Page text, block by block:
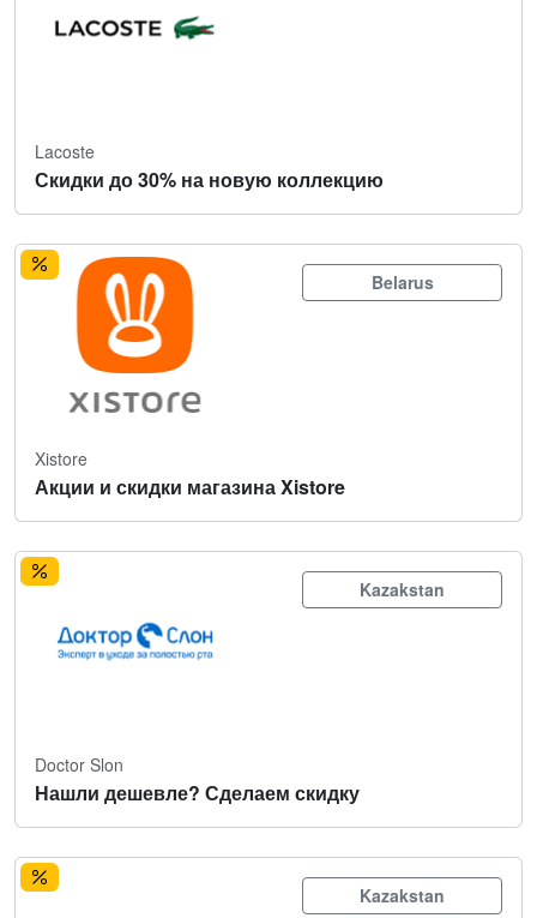
Lacoste
Скидки до 30% на новую коллекцию
Belarus
Xistore
Акции и скидки магазина Xistore
Kazakstan
Doctor Slon
Нашли дешевле? Сделаем скидку
Kazakstan